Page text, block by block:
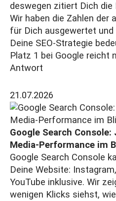
deswegen zitiert Dich
Wir haben die Zahlen der
für Dich ausgewertet
Deine SEO-Strategie
Platz 1 bei Google reicht
Antwort
21.07.2026
Google Search
Media-Performance im
Google Search Console
Deine Website:
YouTube inklusive. Wir
wenigen Klicks siehst,